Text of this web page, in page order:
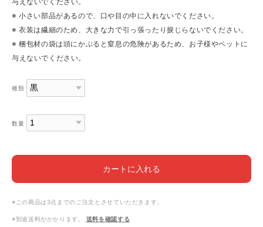
※ 小さい部品があるので、口や目の中に入れないでください。
※ 衣装は繊細のため、大きな力で引っ張ったり捩じらないでください。
※ 梱包材の袋は頭にかぶると窒息の危険があるため、お子様やペットに
与えないでください。
種類
数量
カートに入れる
※この商品は3点までのご注文とさせていただきます。
※別途送料がかかります。 送料を確認する